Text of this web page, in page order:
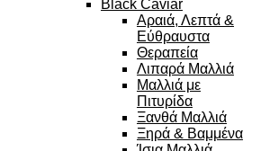
Black Caviar
Αραιά, Λεπτά &
Εύθραυστα
Θεραπεία
Λιπαρά Μαλλιά
Μαλλιά με
Πιτυρίδα
Ξανθά Μαλλιά
Ξηρά & Βαμμένα